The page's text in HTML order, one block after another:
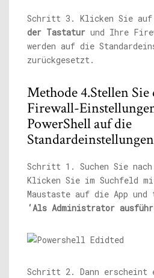
Schritt 3. Klicken Sie auf
der Tastatur und Ihre
werden auf die
zurückgesetzt.
Methode 4.Stellen
Firewall-
PowerShell auf die
Schritt 1. Suchen Sie nach
Klicken Sie im Suchfeld
Maustaste auf die App
‘Als Administrator
Schritt 2. Dann erscheint